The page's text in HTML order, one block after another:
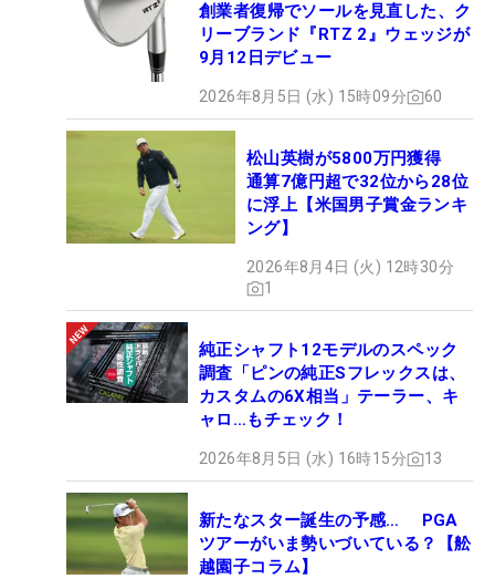
創業者復帰でソールを見直した、ク
リーブランド『RTZ 2』ウェッジが
9月12日デビュー
2026年8月5日 (水) 15時09分 60
松山英樹が5800万円獲得
通算7億円超で32位から28位
に浮上【米国男子賞金ランキ
ング】
2026年8月4日 (火) 12時30分
1
純正シャフト12モデルのスペック
調査「ピンの純正Sフレックスは、
カスタムの6X相当」テーラー、キ
ャロ…もチェック！
2026年8月5日 (水) 16時15分 13
新たなスター誕生の予感… PGA
ツアーがいま勢いづいている？【舩
越園子コラム】